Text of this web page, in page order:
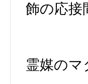
飾の応接
霊媒の